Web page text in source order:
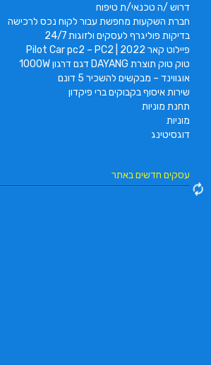
דרוש /ה טכנאי/ת טיפוח
חברת השקעות מחפשת עבור לקוח נכס לרכישה
בדיקות פוליגרף לעסקים ולזוגות 24/7
פיילוט קאר 2022 | Pilot Car pc2 – PC2
טוק טוק תוצרת DAYANG דגם דרגון 1000W
אוגווינד – מבקשים להשכיר 5 דונם
שירות איסוף בקבוקים ברי פיקדון
תחנת מוניות
מוניות
דוגסיטינג
עסקים חדשים באתר